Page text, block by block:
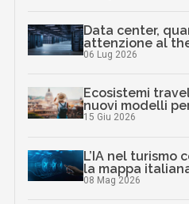
Data center,
attenzione al
06 Lug 2026
Ecosistemi
nuovi modelli
15 Giu 2026
L’IA nel turismo
la mappa
08 Mag 2026